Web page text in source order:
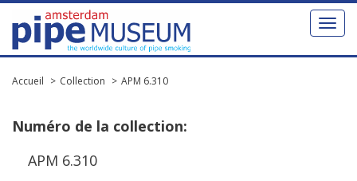
Toggle
Accueil Collection APM 6.310
Numéro de la collection:
APM 6.310